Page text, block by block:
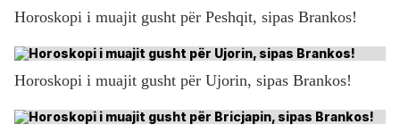
Horoskopi i muajit gusht për Peshqit, sipas Brankos!
Horoskopi i muajit gusht për Ujorin, sipas Brankos!